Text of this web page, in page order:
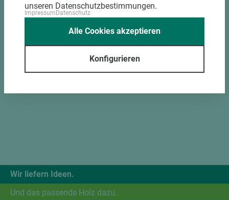
Wir liefern Ideen.
Und das passende Holz dazu.
unseren Datenschutzbestimmungen.
ImpressumDatenschutz
Konfigurieren
Alle Cookies akzeptieren